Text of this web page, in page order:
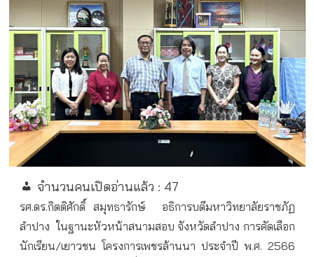
จำนวนคนเปิดอ่านแล้ว : 47
รศ.ดร.กิตติศักดิ์ สมุทธารักษ์
อธิการบดีมหาวิทยาลัยราชภัฏ
ลำปาง ในฐานะหัวหน้าสนามสอบ จังหวัดลำปาง การคัดเลือก
นักเรียน/เยาวชน โครงการเพชรล้านนา ประจำปี พ.ศ. 2566